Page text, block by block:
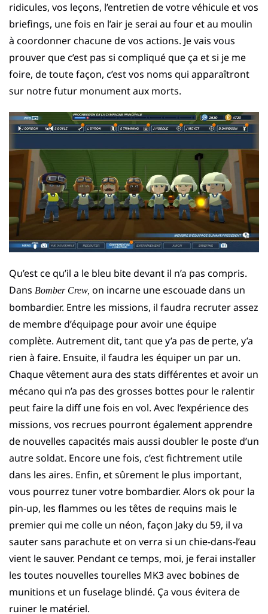
ridicules, vos leçons, l’entretien de votre véhicule et vos
briefings, une fois en l’air je serai au four et au moulin
à coordonner chacune de vos actions. Je vais vous
prouver que c’est pas si compliqué que ça et si je me
foire, de toute façon, c’est vos noms qui apparaîtront
sur notre futur monument aux morts.
Qu’est ce qu’il a le bleu bite devant il n’a pas compris.
Dans Bomber Crew, on incarne une escouade dans un
bombardier. Entre les missions, il faudra recruter assez
de membre d’équipage pour avoir une équipe
complète. Autrement dit, tant que y’a pas de perte, y’a
rien à faire. Ensuite, il faudra les équiper un par un.
Chaque vêtement aura des stats différentes et avoir un
mécano qui n’a pas des grosses bottes pour le ralentir
peut faire la diff une fois en vol. Avec l’expérience des
missions, vos recrues pourront également apprendre
de nouvelles capacités mais aussi doubler le poste d’un
autre soldat. Encore une fois, c’est fichtrement utile
dans les aires. Enfin, et sûrement le plus important,
vous pourrez tuner votre bombardier. Alors ok pour la
pin-up, les flammes ou les têtes de requins mais le
premier qui me colle un néon, façon Jaky du 59, il va
sauter sans parachute et on verra si un chie-dans-l’eau
vient le sauver. Pendant ce temps, moi, je ferai installer
les toutes nouvelles tourelles MK3 avec bobines de
munitions et un fuselage blindé. Ça vous évitera de
ruiner le matériel.